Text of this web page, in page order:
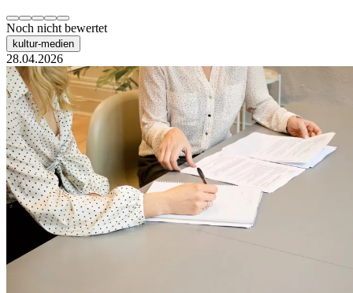
Noch nicht bewertet
kultur-medien
28.04.2026